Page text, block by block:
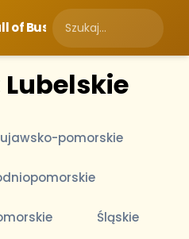
of Business
pomorskie
Śląskie